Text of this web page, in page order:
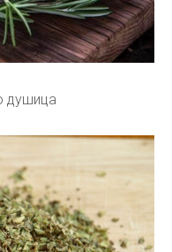
душица